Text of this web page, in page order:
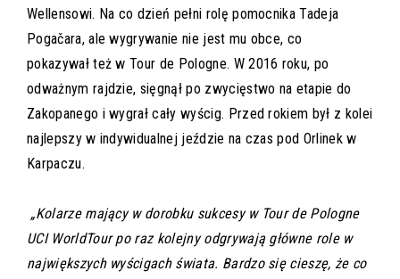
Wellensowi. Na co dzień pełni rolę pomocnika Tadeja
Pogačara, ale wygrywanie nie jest mu obce, co
pokazywał też w Tour de Pologne. W 2016 roku, po
odważnym rajdzie, sięgnął po zwycięstwo na etapie do
Zakopanego i wygrał cały wyścig. Przed rokiem był z kolei
najlepszy w indywidualnej jeździe na czas pod Orlinek w
Karpaczu.
„Kolarze mający w dorobku sukcesy w Tour de Pologne
UCI WorldTour po raz kolejny odgrywają główne role w
największych wyścigach świata. Bardzo się cieszę, że co